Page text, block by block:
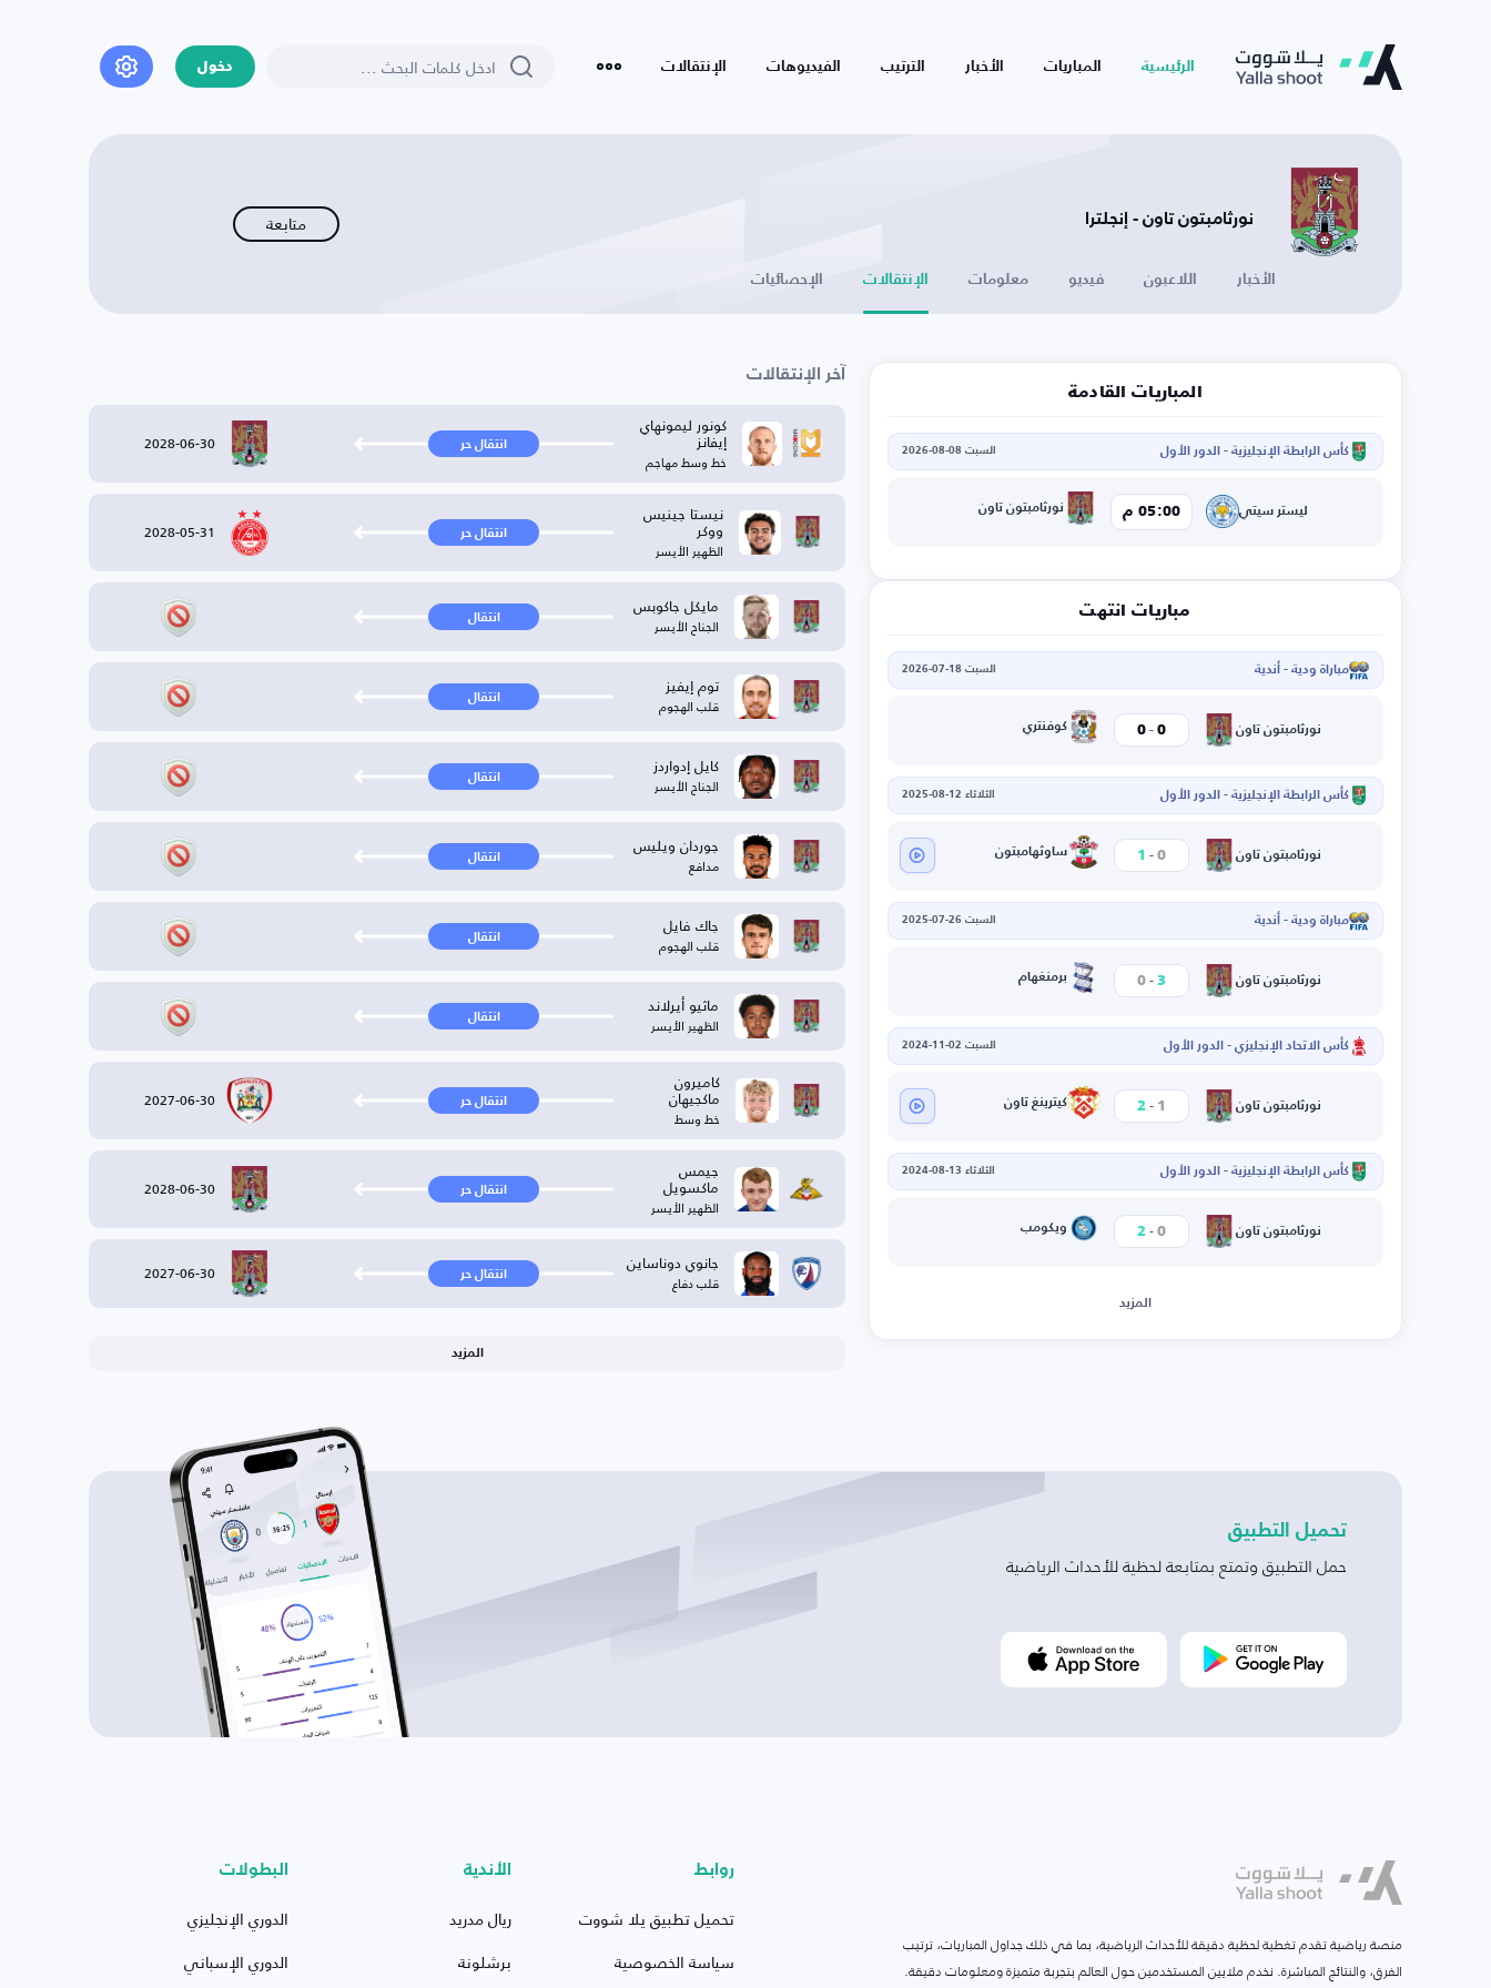
الرئيسية المباريات الأخبار الترتيب الفيديوهات الإنتقالات دخول
نورثامبتون تاون - إنجلترا متابعة
الأخبار اللاعبون فيديو معلومات الإنتقالات الإحصائيات
المباريات القادمة
كأس الرابطة الإنجليزية - الدور الأول السبت 08-08-2026
ليستر سيتي 05:00 م نورثامبتون تاون
مباريات انتهت
مباراة ودية - أندية السبت 18-07-2026
نورثامبتون تاون 0
-
0 كوفنتري
كأس الرابطة الإنجليزية - الدور الأول الثلاثاء 12-08-2025
نورثامبتون تاون 0
-
1 ساوثهامبتون
مباراة ودية - أندية السبت 26-07-2025
نورثامبتون تاون 3
-
0 برمنغهام
كأس الاتحاد الإنجليزي - الدور الأول السبت 02-11-2024
نورثامبتون تاون 1
-
2 كيترينغ تاون
كأس الرابطة الإنجليزية - الدور الأول الثلاثاء 13-08-2024
نورثامبتون تاون 0
-
2 ويكومب
المزيد
آخر الإنتقالات
كونور ليمونهاي
إيفانز
خط وسط مهاجم
انتقال حر 2028-06-30
نيستا جينيس
ووكر
الظهير الأيسر
انتقال حر 2028-05-31
مايكل جاكوبس
الجناح الأيسر انتقال
توم إيفيز
قلب الهجوم انتقال
كايل إدواردز
الجناح الأيسر انتقال
جوردان ويليس
مدافع انتقال
جاك فايل
قلب الهجوم انتقال
ماثيو أيرلاند
الظهير الأيسر انتقال
كاميرون
ماكجيهان
خط وسط
انتقال حر 2027-06-30
جيمس
ماكسويل
الظهير الأيسر
انتقال حر 2028-06-30
جانوي دوناساين
قلب دفاع انتقال حر 2027-06-30
المزيد
تحميل التطبيق
حمل التطبيق وتمتع بمتابعة لحظية للأحداث الرياضية
منصة رياضية تقدم تغطية لحظية دقيقة للأحداث الرياضية، بما في ذلك جداول المباريات، ترتيب
الفرق، والنتائج المباشرة. نخدم ملايين المستخدمين حول العالم بتجربة متميزة ومعلومات دقيقة.
روابط
تحميل تطبيق يلا شووت
سياسة الخصوصية
الأندية
ريال مدريد
برشلونة
البطولات
الدوري الإنجليزي
الدوري الإسباني